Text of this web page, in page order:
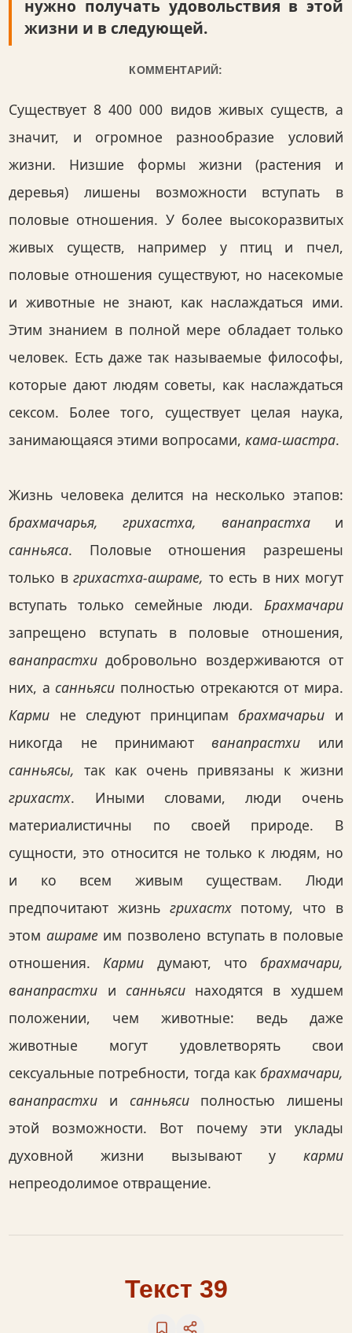
нужно получать удовольствия в этой
жизни и в следующей.
КОММЕНТАРИЙ:
Существует 8 400 000 видов живых существ, а
значит, и огромное разнообразие условий
жизни. Низшие формы жизни (растения и
деревья) лишены возможности вступать в
половые отношения. У более высокоразвитых
живых существ, например у птиц и пчел,
половые отношения существуют, но насекомые
и животные не знают, как наслаждаться ими.
Этим знанием в полной мере обладает только
человек. Есть даже так называемые философы,
которые дают людям советы, как наслаждаться
сексом. Более того, существует целая наука,
занимающаяся этими вопросами,кама-шастра.
Жизнь человека делится на несколько этапов:
брахмачарья, грихастха, ванапрастхаи
санньяса. Половые отношения разрешены
только вгрихастха-ашраме, то есть в них могут
вступать только семейные люди. Брахмачари
запрещено вступать в половые отношения,
ванапрастхи добровольно воздерживаются от
них, асанньяси полностью отрекаются от мира.
Карми не следуют принципам брахмачарьи и
никогда не принимают ванапрастхи или
санньясы, так как очень привязаны к жизни
грихастх. Иными словами, люди очень
материалистичны по своей природе. В
сущности, это относится не только к людям, но
и ко всем живым существам. Люди
предпочитают жизнь грихастхпотому, что в
этом ашрамеим позволено вступать в половые
отношения.Карми думают, что брахмачари,
ванапрастхи и санньясинаходятся в худшем
положении, чем животные: ведь даже
животные могут удовлетворять свои
сексуальные потребности, тогда как брахмачари,
ванапрастхи и санньясиполностью лишены
этой возможности. Вот почему эти уклады
духовной жизни вызывают у карми
непреодолимое отвращение.
Текст 39